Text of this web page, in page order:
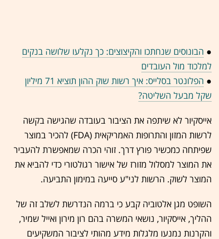
● הבונוסים שנחתכו והקיצוצים: כך נקלעו שלושה בנקים
למלכוד מול העובדים
●
הפלונטר בסלייס: איך רשות שוק ההון תוציא 71 מיליון
שקל מבעל השליטה?
אייסקיור לא שיתפה את הציבור בעובדה שהגישה בקשה
לרשות המזון והתרופות האמריקאית (FDA) להכיר במוצר
שפיתחה כמכשיר פורץ דרך. זוהי הכרה שמאפשרת להעביר
את המוצר למסלול מזורז של אישור רגולטורי כדי להביא את
המוצר לשוק. הרשות לני"ע סייעה במימון התביעה.
השופט מגן אלטוביה קבע כי ברמה הנדרשת לשלב זה של
ההליך, אייסקיור, נושאי המשרה בהם רון מירון ואייל שמיר,
והקרנות נמנעו מלגלות מידע מהותי לציבור המשקיעים